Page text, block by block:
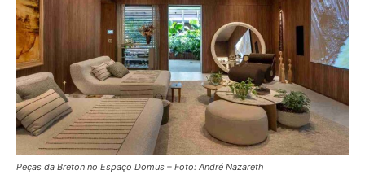
Peças da Breton no Espaço Domus – Foto: André Nazareth